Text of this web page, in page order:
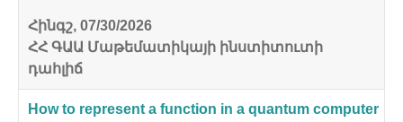
Հինգշ, 07/30/2026
ՀՀ ԳԱԱ Մաթեմատիկայի ինստիտուտի
դահլիճ
How to represent a function in a quantum computer